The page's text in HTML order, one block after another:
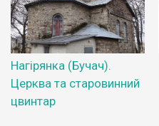
Нагірянка (Бучач).
Церква та старовинний
цвинтар